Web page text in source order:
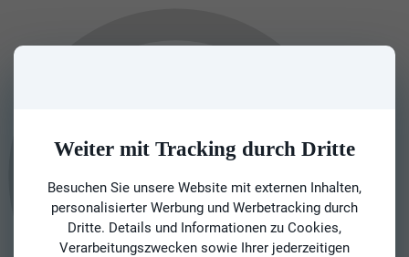
Weiter mit Tracking durch Dritte
Besuchen Sie unsere Website mit externen Inhalten,
personalisierter Werbung und Werbetracking durch
Dritte. Details und Informationen zu Cookies,
Verarbeitungszwecken sowie Ihrer jederzeitigen